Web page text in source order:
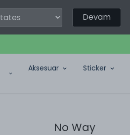
Devam
Aksesuar Sticker
No Way